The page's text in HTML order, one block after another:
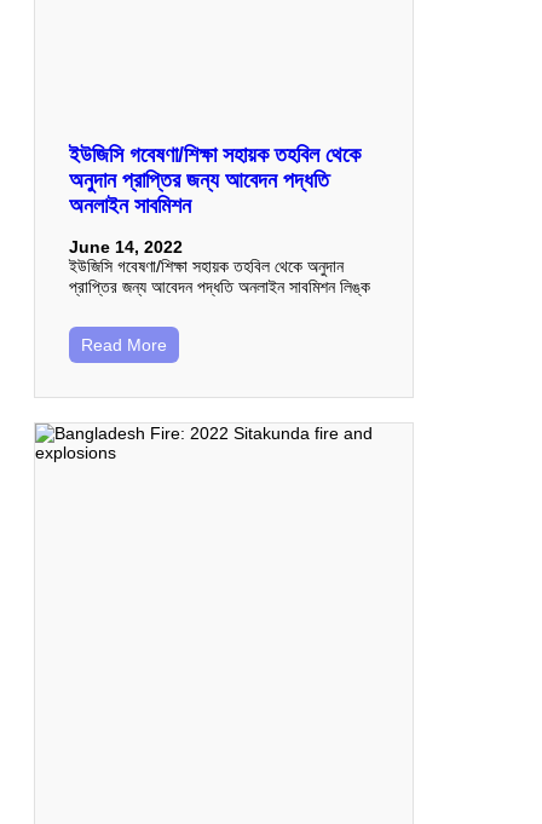
ইউজিসি গবেষণা/শিক্ষা সহায়ক তহবিল থেকে
অনুদান প্রাপ্তির জন্য আবেদন পদ্ধতি
অনলাইন সাবমিশন
June 14, 2022
ইউজিসি গবেষণা/শিক্ষা সহায়ক তহবিল থেকে অনুদান
প্রাপ্তির জন্য আবেদন পদ্ধতি অনলাইন সাবমিশন লিঙ্ক
Read More